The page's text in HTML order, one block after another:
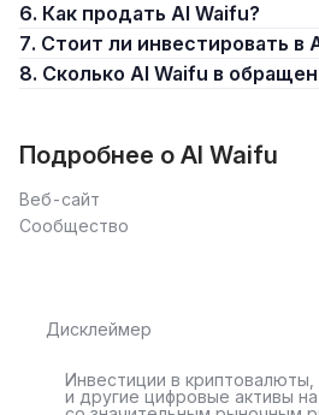
6. Как продать AI Waifu?
7. Стоит ли инвестировать в
8. Сколько AI Waifu в
Подробнее о AI Waifu
Веб-сайт
Сообщество
Дисклеймер
Инвестиции в криптовалюты,
и другие цифровые активы